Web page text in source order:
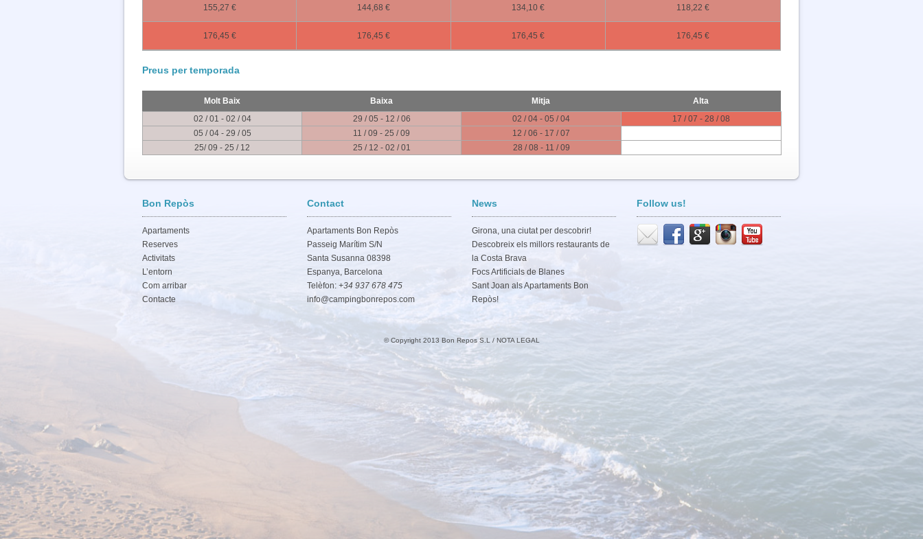
155,27 € 144,68 € 134,10 € 118,22 €
176,45 € 176,45 € 176,45 € 176,45 €
Preus per temporada
Molt Baix Baixa Mitja
Alta
02 / 01 - 02 / 04
29 / 05 - 12 / 06 02 / 04 - 05 / 04
17 / 07 - 28 / 08
05 / 04 - 29 / 05
11 / 09 - 25 / 09
12 / 06 - 17 / 07
25/ 09 - 25 / 12
25 / 12 - 02 / 01 28 / 08 - 11 / 09
Bon Repòs
Apartaments
Reserves
Activitats
L’entorn
Com arribar
Contacte
Contact
Apartaments Bon Repòs
Passeig Marítim S/N
Santa Susanna 08398
Espanya, Barcelona
Telèfon: +34 937 678 475
info@campingbonrepos.com
News
Girona, una ciutat per descobrir!
Descobreix els millors restaurants de
la Costa Brava
Focs Artificials de Blanes
Sant Joan als Apartaments Bon
Repòs!
Follow us!
© Copyright 2013 Bon Repos S.L / NOTA LEGAL